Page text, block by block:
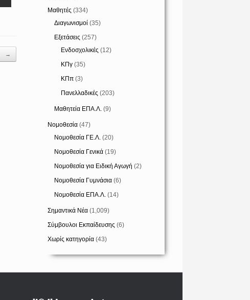
→
Μαθητές (334)
Διαγωνισμοί (35)
Εξετάσεις (257)
Ενδοσχολικές (12)
ΚΠγ (35)
ΚΠπ (3)
Πανελλαδικές (203)
Μαθητεία ΕΠΑ.Λ. (9)
Νομοθεσία (47)
Νομοθεσία ΓΕ.Λ. (20)
Νομοθεσία Γενικά (19)
Νομοθεσία για Ειδική Αγωγή (2)
Νομοθεσία Γυμνάσια (6)
Νομοθεσία ΕΠΑ.Λ. (14)
Σημαντικά Νέα (1,009)
Σύμβουλοι Εκπαίδευσης (6)
Χωρίς κατηγορία (43)